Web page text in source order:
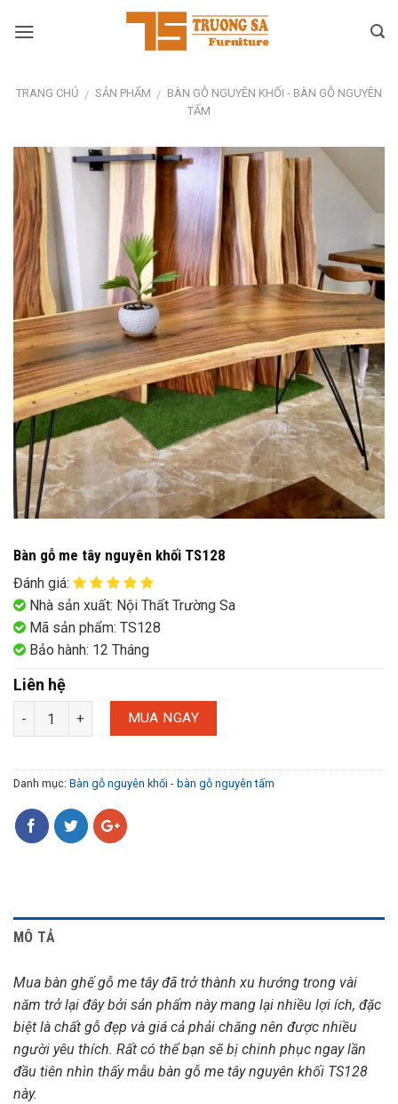
TRANG CHỦ / SẢN PHẨM / BÀN GỖ NGUYÊN KHỐI - BÀN GỖ NGUYÊN
TẤM
Bàn gỗ me tây nguyên khối TS128
Đánh giá:
Nhà sản xuất: Nội Thất Trường Sa
Mã sản phẩm: TS128
Bảo hành: 12 Tháng
Liên hệ
MUA NGAY
Danh mục: Bàn gỗ nguyên khối - bàn gỗ nguyên tấm
MÔ TẢ
Mua bàn ghế gỗ me tây đã trở thành xu hướng trong vài
năm trở lại đây bởi sản phẩm này mang lại nhiều lợi ích, đặc
biệt là chất gỗ đẹp và giá cả phải chăng nên được nhiều
người yêu thích. Rất có thể bạn sẽ bị chinh phục ngay lần
đầu tiên nhìn thấy mẫu bàn gỗ me tây nguyên khối TS128
này.